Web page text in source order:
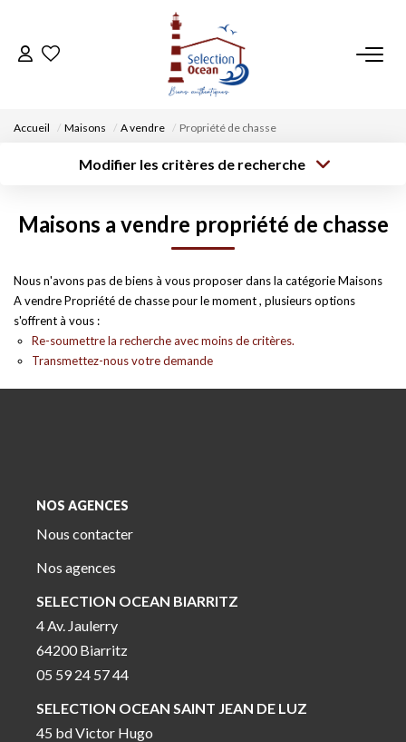
ACCUEIL
DÉPOSEZ VOTRE RECHERCHE
NOUS REJOINDRE
CONTACT
Accueil Maisons A vendre Propriété de chasse
Modifier les critères de recherche
Type de bien
Surface min
Rayon Plus de critères
Créer une
alerte
Maisons a vendre propriété de chasse
Nous n'avons pas de biens à vous proposer dans la catégorie Maisons
A vendre Propriété de chasse pour le moment , plusieurs options
s'offrent à vous :
Re-soumettre la recherche avec moins de critères.
Transmettez-nous votre demande
NOS AGENCES
Nous contacter
Nos agences
SELECTION OCEAN BIARRITZ
4 Av. Jaulerry
64200 Biarritz
05 59 24 57 44
SELECTION OCEAN SAINT JEAN DE LUZ
45 bd Victor Hugo